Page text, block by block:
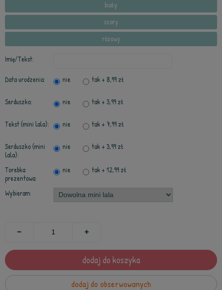
biały
szary
różowy
Imię/Tekst:
Data urodzenia: nie tak+ 8,99 zł
Serduszko: nie tak+ 3,99 zł
Tekst (mini lala): nie tak+ 7,99 zł
Serduszko (mini
lala):
nie tak+ 3,99 zł
Torebka
prezentowa:
nie tak+ 12,99 zł
Wybieram:
dodaj do koszyka
dodaj do obserwowanych